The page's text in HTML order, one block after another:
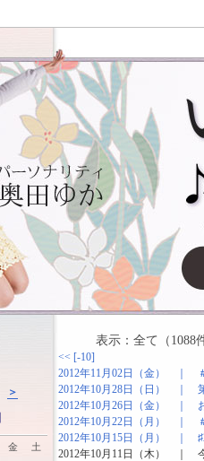
＞
金 土
表示：全て（1088
<< [-10]
2012年11月02日（金） ｜
2012年10月28日（日） ｜
2012年10月26日（金） ｜
2012年10月22日（月） ｜
2012年10月15日（月） ｜
2012年10月11日（木） ｜